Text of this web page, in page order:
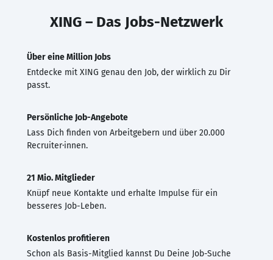
XING – Das Jobs-Netzwerk
Über eine Million Jobs
Entdecke mit XING genau den Job, der wirklich zu Dir
passt.
Persönliche Job-Angebote
Lass Dich finden von Arbeitgebern und über 20.000
Recruiter·innen.
21 Mio. Mitglieder
Knüpf neue Kontakte und erhalte Impulse für ein
besseres Job-Leben.
Kostenlos profitieren
Schon als Basis-Mitglied kannst Du Deine Job-Suche